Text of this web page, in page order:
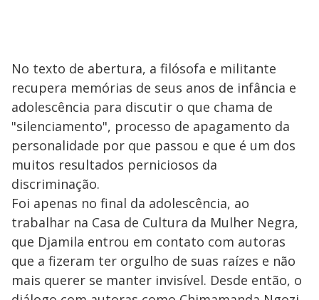
No texto de abertura, a filósofa e militante
recupera memórias de seus anos de infância e
adolescência para discutir o que chama de
"silenciamento", processo de apagamento da
personalidade por que passou e que é um dos
muitos resultados perniciosos da
discriminação.
Foi apenas no final da adolescência, ao
trabalhar na Casa de Cultura da Mulher Negra,
que Djamila entrou em contato com autoras
que a fizeram ter orgulho de suas raízes e não
mais querer se manter invisível. Desde então, o